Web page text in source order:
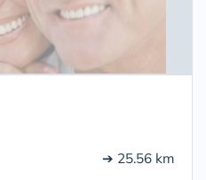
➔ 25.56 km